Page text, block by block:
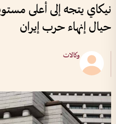
نيكاي يتجه إلى أعلى
حيال إنهاء حرب إيران
وكالات